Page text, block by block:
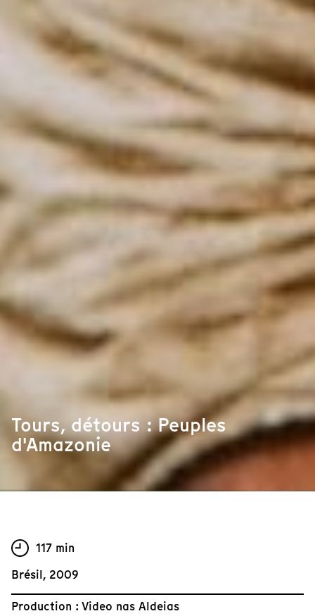
Tours, détours : Peuples
d'Amazonie
117 min
Brésil, 2009
Production : Video nas Aldeias